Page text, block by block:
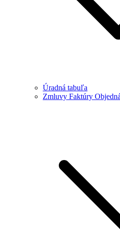
Úradná tabuľa
Zmluvy Faktúry